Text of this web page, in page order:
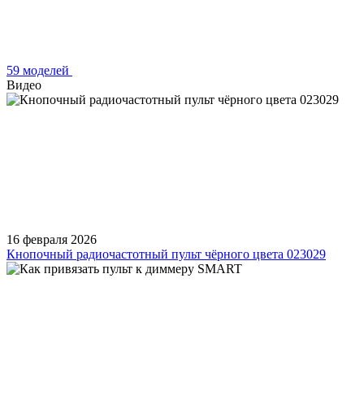
59 моделей
Видео
16 февраля 2026
Кнопочный радиочастотный пульт чёрного цвета 023029